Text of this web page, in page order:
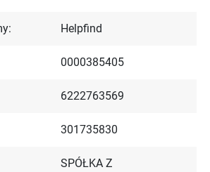
Helpfind
0000385405
6222763569
301735830
SPÓŁKA Z